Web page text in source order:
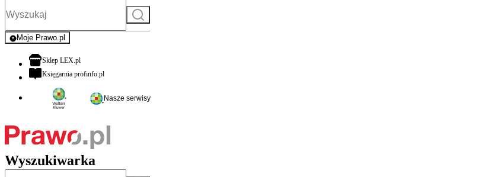
Szukaj
Moje Prawo.pl
- rejestracja i logowanie do serwisu
Sklep LEX.plotwiera się w nowej karcie
Księgarnia profinfo.plotwiera się w nowej karcie
Nasze serwisy
Wyszukiwarka